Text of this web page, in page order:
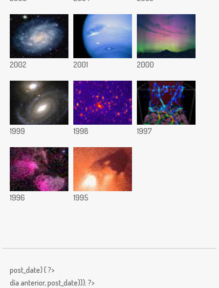
2002 2001 2000
1999 1998 1997
1996 1995
post_date) { ?>
día anterior,post_date))); ?>